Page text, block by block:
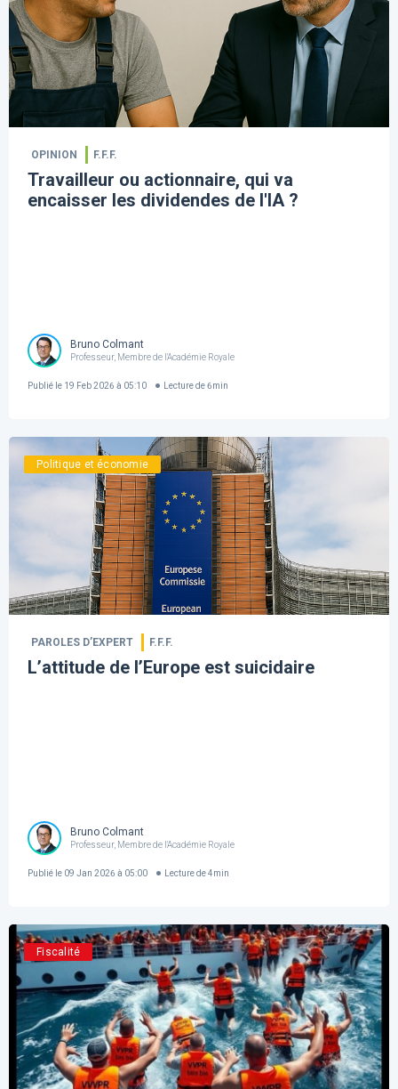
OPINION F.F.F.
Travailleur ou actionnaire, qui va
encaisser les dividendes de l'IA ?
Bruno Colmant
Professeur, Membre de l'Académie Royale
Publié le 19 Feb 2026 à 05:10 Lecture de 6min
Politique et économie
PAROLES D’EXPERT F.F.F.
L’attitude de l’Europe est suicidaire
Bruno Colmant
Professeur, Membre de l'Académie Royale
Publié le 09 Jan 2026 à 05:00 Lecture de 4min
Fiscalité